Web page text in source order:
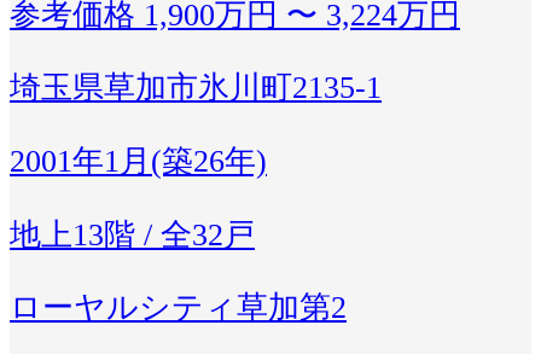
参考価格 1,900万円 〜 3,224万円
埼玉県草加市氷川町2135-1
2001年1月(築26年)
地上13階 / 全32戸
ローヤルシティ草加第2